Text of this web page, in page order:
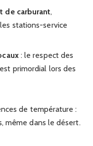
de carburant,
stations-service
: le respect des
primordial lors des
de température :
même dans le désert.